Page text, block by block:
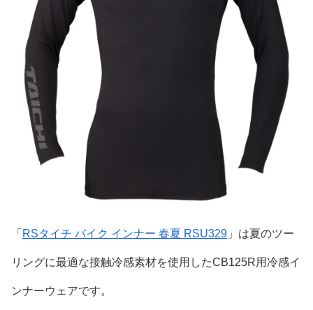
「 RSタイチ バイク インナー 春夏 RSU329 」は夏のツー
リングに最適な接触冷感素材を使用したCB125R用冷感イ
ンナーウェアです。